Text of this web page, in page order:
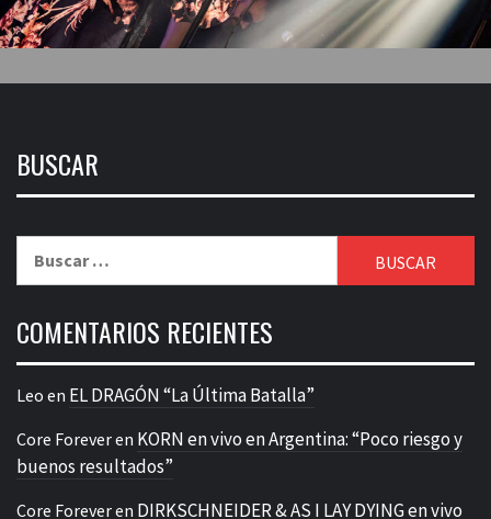
BUSCAR
COMENTARIOS RECIENTES
Leo en EL DRAGÓN “La Última Batalla”
Core Foreveren KORN en vivo en Argentina: “Poco riesgo y
buenos resultados”
Core Foreveren DIRKSCHNEIDER & AS I LAY DYING en vivo